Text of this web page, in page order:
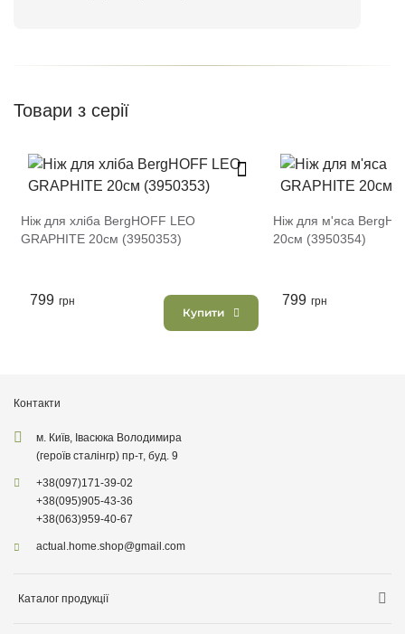
Товари з серії
Ніж для хліба BergHOFF LEO
GRAPHITE 20см (3950353)
799 грн
Купити
Ніж для м'яса BergHOF LEO
20см (3950354)
799 грн
Контакти
м. Київ, Івасюка Володимира
(героїв сталінгр) пр-т, буд. 9
+38(097)171-39-02
+38(095)905-43-36
+38(063)959-40-67
actual.home.shop@gmail.com
Каталог продукції